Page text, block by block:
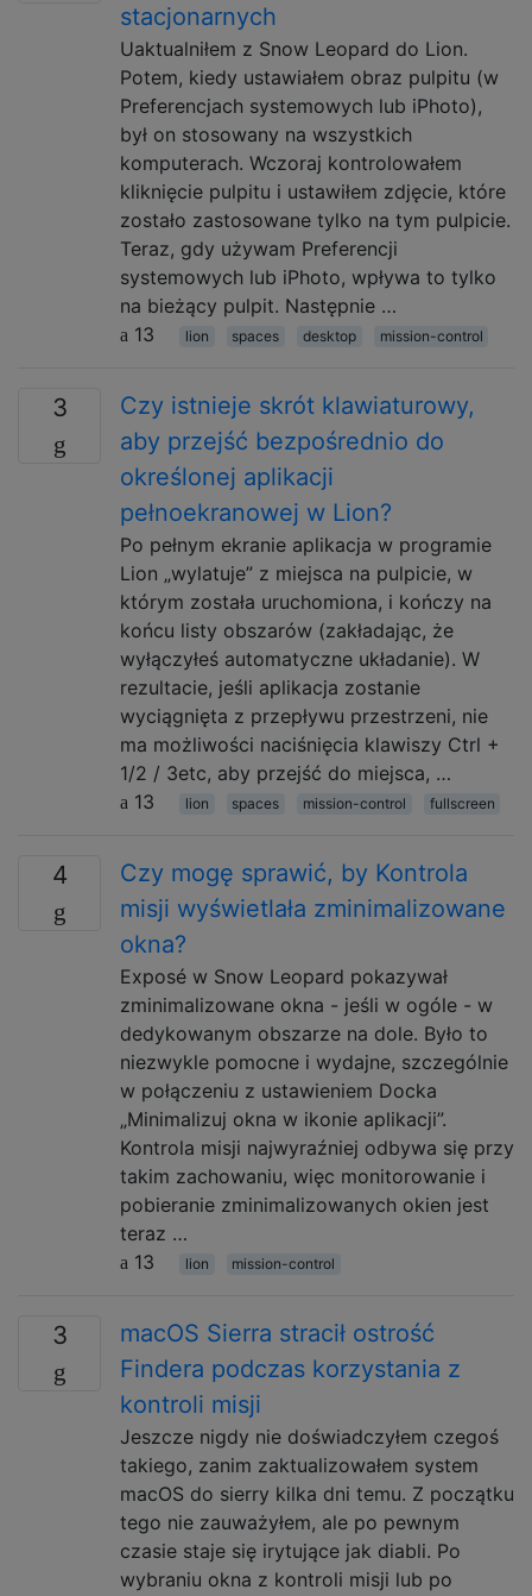
stacjonarnych
Uaktualniłem z Snow Leopard do Lion.
Potem, kiedy ustawiałem obraz pulpitu (w
Preferencjach systemowych lub iPhoto),
był on stosowany na wszystkich
komputerach. Wczoraj kontrolowałem
kliknięcie pulpitu i ustawiłem zdjęcie, które
zostało zastosowane tylko na tym pulpicie.
Teraz, gdy używam Preferencji
systemowych lub iPhoto, wpływa to tylko
na bieżący pulpit. Następnie …
13
lion spaces desktop mission-control
3
Czy istnieje skrót klawiaturowy,
aby przejść bezpośrednio do
określonej aplikacji
pełnoekranowej w Lion?
Po pełnym ekranie aplikacja w programie
Lion „wylatuje” z miejsca na pulpicie, w
którym została uruchomiona, i kończy na
końcu listy obszarów (zakładając, że
wyłączyłeś automatyczne układanie). W
rezultacie, jeśli aplikacja zostanie
wyciągnięta z przepływu przestrzeni, nie
ma możliwości naciśnięcia klawiszy Ctrl +
1/2 / 3etc, aby przejść do miejsca, …
13
lion spaces mission-control fullscreen
4
Czy mogę sprawić, by Kontrola
misji wyświetlała zminimalizowane
okna?
Exposé w Snow Leopard pokazywał
zminimalizowane okna - jeśli w ogóle - w
dedykowanym obszarze na dole. Było to
niezwykle pomocne i wydajne, szczególnie
w połączeniu z ustawieniem Docka
„Minimalizuj okna w ikonie aplikacji”.
Kontrola misji najwyraźniej odbywa się przy
takim zachowaniu, więc monitorowanie i
pobieranie zminimalizowanych okien jest
teraz …
13
lion mission-control
3
macOS Sierra stracił ostrość
Findera podczas korzystania z
kontroli misji
Jeszcze nigdy nie doświadczyłem czegoś
takiego, zanim zaktualizowałem system
macOS do sierry kilka dni temu. Z początku
tego nie zauważyłem, ale po pewnym
czasie staje się irytujące jak diabli. Po
wybraniu okna z kontroli misji lub po